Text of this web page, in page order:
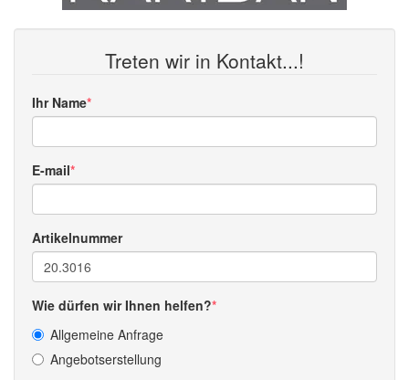
Treten wir in Kontakt...!
Ihr Name
E-mail
Artikelnummer
Wie dürfen wir Ihnen helfen?
Allgemeine Anfrage
Angebotserstellung